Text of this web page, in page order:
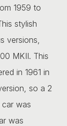
1959 to
stylish
versions,
MKII. This
in 1961 in
so a 2
was
was